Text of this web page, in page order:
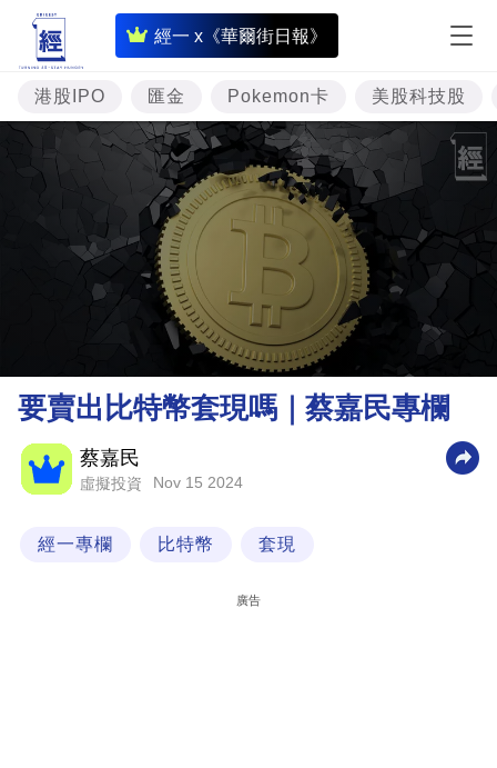
經一 x《華爾街日報》
即
時
財
經
專
投
資
理
財
商
業
港股IPO 匯金 Pokemon卡 美股科技股
要賣出比特幣套現嗎｜蔡嘉民專欄
蔡嘉民
虛擬投資 Nov 15 2024
經一專欄 比特幣 套現
廣告